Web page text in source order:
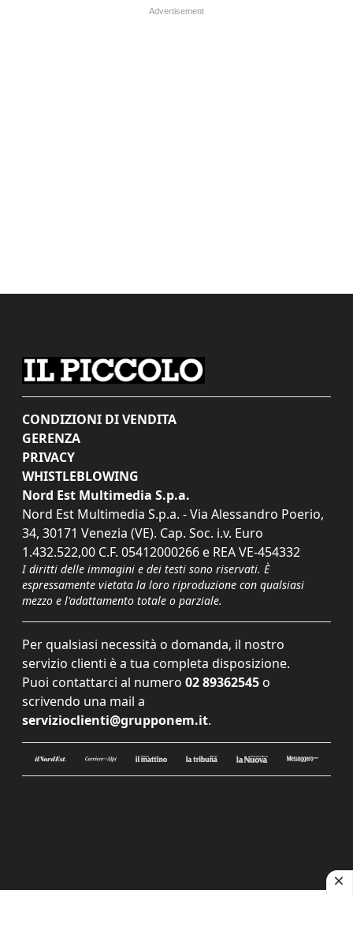
CONDIZIONI DI VENDITA
GERENZA
PRIVACY
WHISTLEBLOWING
Nord Est Multimedia S.p.a.
Nord Est Multimedia S.p.a. - Via Alessandro Poerio,
34, 30171 Venezia (VE). Cap. Soc. i.v. Euro
1.432.522,00 C.F. 05412000266 e REA VE-454332
I diritti delle immagini e dei testi sono riservati. È
espressamente vietata la loro riproduzione con qualsiasi
mezzo e l'adattamento totale o parziale.
Per qualsiasi necessità o domanda, il nostro
servizio clienti è a tua completa disposizione.
Puoi contattarci al numero 02 89362545 o
scrivendo una mail a
servizioclienti@grupponem.it.